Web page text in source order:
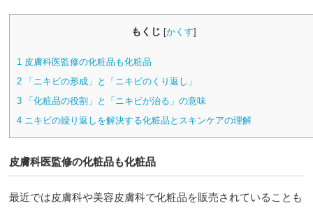
もくじ [かくす]
1 皮膚科医監修の化粧品も化粧品
2 「ニキビの形成」と「ニキビのくり返し」
3 「化粧品の役割」と「ニキビが治る」の意味
4 ニキビの繰り返しを解決する化粧品とスキンケアの理解
皮膚科医監修の化粧品も化粧品
最近では皮膚科や美容皮膚科で化粧品を販売されていることも